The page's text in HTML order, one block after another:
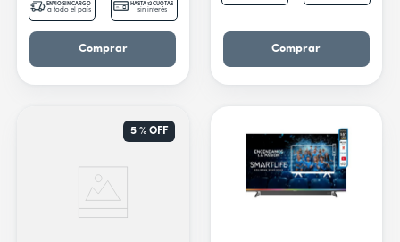
ENVÍO SIN CARGO
a todo el país
HASTA 12 CUOTAS
sin interés
Comprar Comprar
5 %OFF